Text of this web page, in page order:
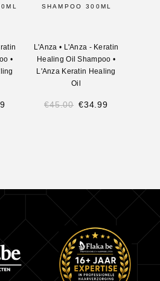
•
SHAMPOO 300ML
L'Anza •
L'Anza - Keratin
Healing Oil Shampoo •
L'Anza Keratin Healing
Oil
€45.00 €34.99